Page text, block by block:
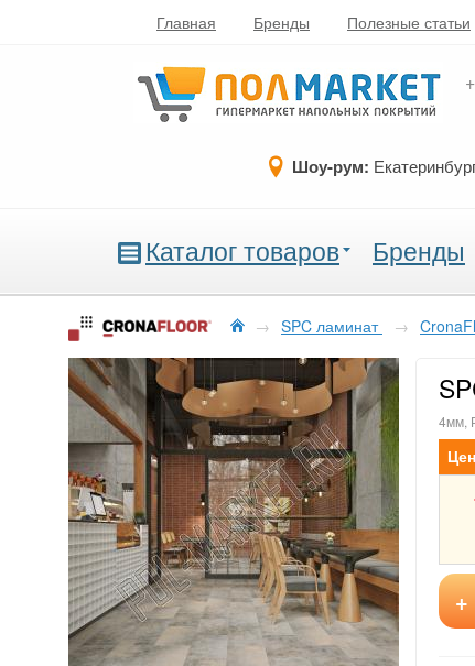
Главная Бренды Полезные статьи
Шоу-рум:
Каталог товаров Бренды
→ SPC ламинат →
4мм,
+